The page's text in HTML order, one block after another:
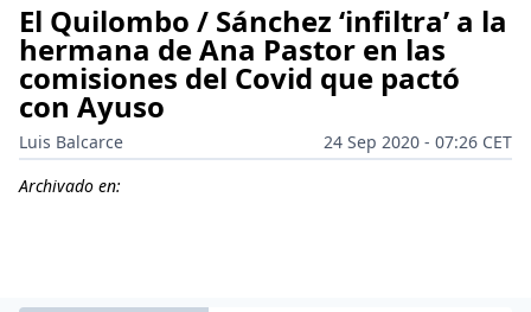
El Quilombo / Sánchez ‘infiltra’ a la
hermana de Ana Pastor en las
comisiones del Covid que pactó
con Ayuso
Luis Balcarce
24 Sep 2020 - 07:26 CET
Archivado en: